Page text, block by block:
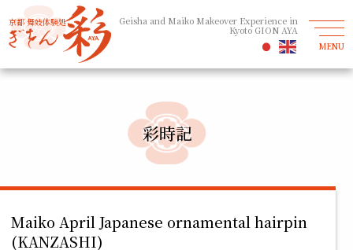
京都 舞妓体験処 Geisha and Maiko Makeover Experience in
Kyoto GION AYA
MENU
彩時記
Maiko April Japanese ornamental hairpin
(KANZASHI)